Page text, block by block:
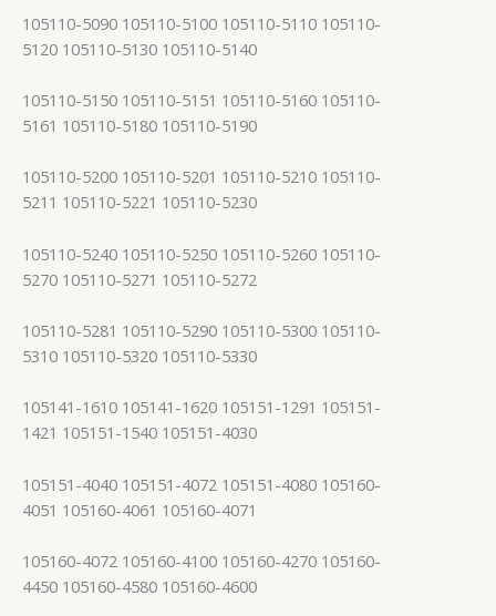
105110-5090 105110-5100 105110-5110 105110-
5120 105110-5130 105110-5140
105110-5150 105110-5151 105110-5160 105110-
5161 105110-5180 105110-5190
105110-5200 105110-5201 105110-5210 105110-
5211 105110-5221 105110-5230
105110-5240 105110-5250 105110-5260 105110-
5270 105110-5271 105110-5272
105110-5281 105110-5290 105110-5300 105110-
5310 105110-5320 105110-5330
105141-1610 105141-1620 105151-1291 105151-
1421 105151-1540 105151-4030
105151-4040 105151-4072 105151-4080 105160-
4051 105160-4061 105160-4071
105160-4072 105160-4100 105160-4270 105160-
4450 105160-4580 105160-4600